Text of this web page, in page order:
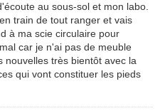
au sous-sol et mon labo.
train de tout ranger et vais
à ma scie circulaire pour
car je n'ai pas de meuble
nouvelles très bientôt avec la
qui vont constituer les pieds